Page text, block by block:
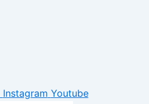
Instagram Youtube